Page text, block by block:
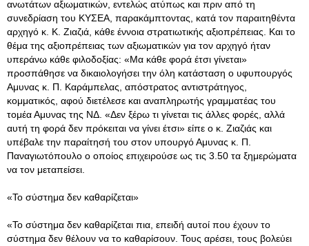
ανωτάτων αξιωματικών, εντελώς ατύπως και πριν από τη
συνεδρίαση του ΚΥΣΕΑ, παρακάμπτοντας, κατά τον παραιτηθέντα
αρχηγό κ. Κ. Ζιαζιά, κάθε έννοια στρατιωτικής αξιοπρέπειας. Και το
θέμα της αξιοπρέπειας των αξιωματικών για τον αρχηγό ήταν
υπεράνω κάθε φιλοδοξίας: «Μα κάθε φορά έτσι γίνεται»
προσπάθησε να δικαιολογήσει την όλη κατάσταση ο υφυπουργός
Αμυνας κ. Π. Καράμπελας, απόστρατος αντιστράτηγος,
κομματικός, αφού διετέλεσε και αναπληρωτής γραμματέας του
τομέα Αμυνας της ΝΔ. «Δεν ξέρω τι γίνεται τις άλλες φορές, αλλά
αυτή τη φορά δεν πρόκειται να γίνει έτσι» είπε ο κ. Ζιαζιάς και
υπέβαλε την παραίτησή του στον υπουργό Αμυνας κ. Π.
Παναγιωτόπουλο ο οποίος επιχειρούσε ως τις 3.50 τα ξημερώματα
να τον μεταπείσει.
«Το σύστημα δεν καθαρίζεται»
«Το σύστημα δεν καθαρίζεται πια, επειδή αυτοί που έχουν το
σύστημα δεν θέλουν να το καθαρίσουν. Τους αρέσει, τους βολεύει